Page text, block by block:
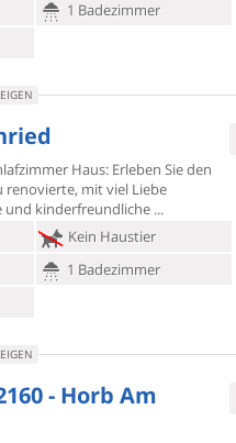
1 Badezimmer
Haus: Erleben Sie den
renovierte, mit viel Liebe
und kinderfreundliche
Kein Haustier
1 Badezimmer
- Horb Am